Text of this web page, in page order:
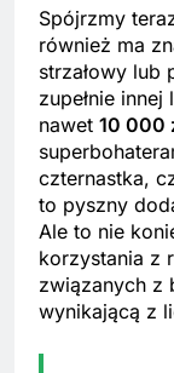
Spójrzmy
również ma
strzałowy
zupełnie
nawet 10 000
czternastka,
to pyszny
Ale to nie
korzystania z
związanych z
wynikającą z